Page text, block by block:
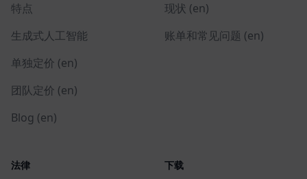
特点
生成式人工智能
单独定价 (en)
团队定价 (en)
Blog (en)
现状 (en)
账单和常见问题 (en)
法律 下载